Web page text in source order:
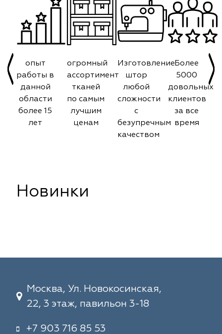
опыт
работы в
данной
области
более 15
лет
огромный
ассортимент
тканей
по самым
лучшим
ценам
Изготовление
штор
любой
сложности
с
безупречным
качеством
Более
5000
довольных
клиентов
за все
время
Новинки
Москва, Ул. Новокосинская,
22, 3 этаж, павильон 3-18
+7 903 716 85 53